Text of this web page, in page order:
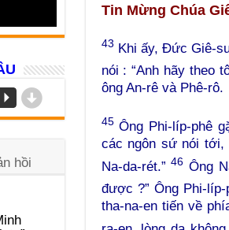
Tin Mừng Chúa
43 Khi ấy, Đức Giê-
nói : “Anh hãy theo
ông An-rê và Phê-rô.
45Ông Phi-líp-phê
các ngôn sứ nói tới,
Na-da-rét.”46 Ông
được ?” Ông Phi-
tha-na-en tiến về
P d
hồi